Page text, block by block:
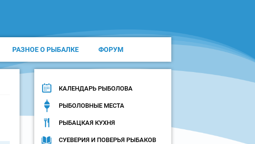
РАЗНОЕ О РЫБАЛКЕ ФОРУМ
КАЛЕНДАРЬ РЫБОЛОВА
РЫБОЛОВНЫЕ МЕСТА
РЫБАЦКАЯ КУХНЯ
СУЕВЕРИЯ И ПОВЕРЬЯ РЫБАКОВ